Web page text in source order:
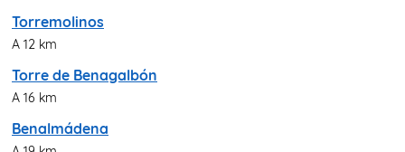
Torremolinos
A 12 km
Torre de Benagalbón
A 16 km
Benalmádena